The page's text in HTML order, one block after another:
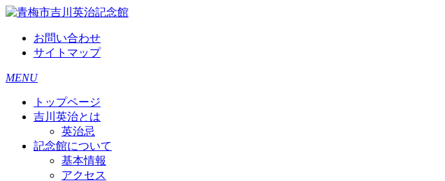
お問い合わせ
サイトマップ
MENU
トップページ
吉川英治とは
英治忌
記念館について
基本情報
アクセス